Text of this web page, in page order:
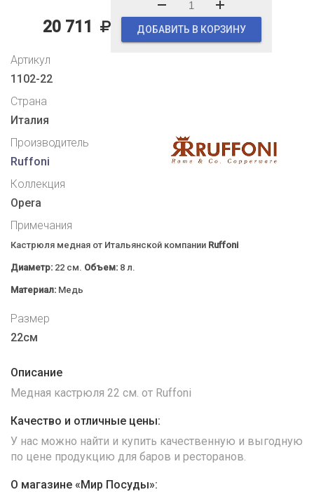
20 711 ДОБАВИТЬ В КОРЗИНУ
Артикул
1102-22
Страна
Италия
Производитель
Ruffoni
Коллекция
Opera
Примечания
Кастрюля медная от Итальянской компании Ruffoni
Диаметр: 22 см. Объем: 8 л.
Материал: Медь
Размер
22см
Описание
Медная кастрюля 22 см. от Ruffoni
Качество и отличные цены:
У нас можно найти и купить качественную и выгодную
по цене продукцию для баров и ресторанов.
О магазине «Мир Посуды»: